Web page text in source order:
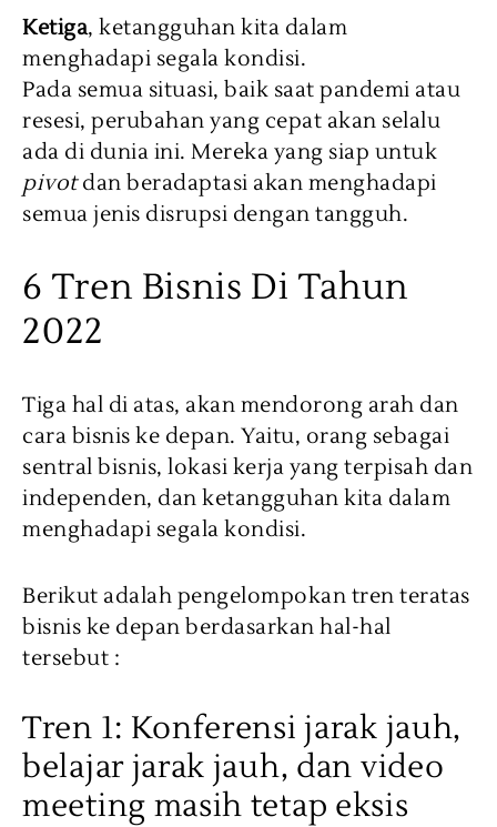
Ketiga, ketangguhan kita dalam
menghadapi segala kondisi.
Pada semua situasi, baik saat pandemi atau
resesi, perubahan yang cepat akan selalu
ada di dunia ini. Mereka yang siap untuk
pivotdan beradaptasi akan menghadapi
semua jenis disrupsi dengan tangguh.
6 Tren Bisnis Di Tahun
2022
Tiga hal di atas, akan mendorong arah dan
cara bisnis ke depan. Yaitu, orang sebagai
sentral bisnis, lokasi kerja yang terpisah dan
independen, dan ketangguhan kita dalam
menghadapi segala kondisi.
Berikut adalah pengelompokan tren teratas
bisnis ke depan berdasarkan hal-hal
tersebut :
Tren 1: Konferensi jarak jauh,
belajar jarak jauh, dan video
meeting masih tetap eksis